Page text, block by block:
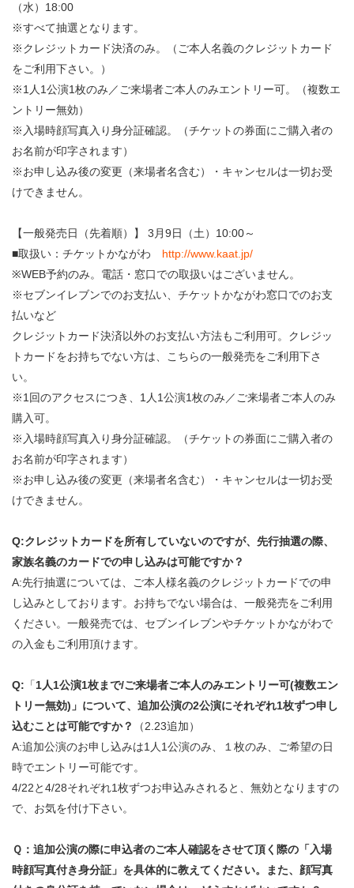
（水）18:00
※すべて抽選となります。
※クレジットカード決済のみ。（ご本人名義のクレジットカード
をご利用下さい。）
※1人1公演1枚のみ／ご来場者ご本人のみエントリー可。（複数エ
ントリー無効）
※入場時顔写真入り身分証確認。（チケットの券面にご購入者の
お名前が印字されます）
※お申し込み後の変更（来場者名含む）・キャンセルは一切お受
けできません。
【一般発売日（先着順）】 3月9日（土）10:00～
■取扱い：チケットかながわ http://www.kaat.jp/
※WEB予約のみ。電話・窓口での取扱いはございません。
※セブンイレブンでのお支払い、チケットかながわ窓口でのお支
払いなど
クレジットカード決済以外のお支払い方法もご利用可。クレジッ
トカードをお持ちでない方は、こちらの一般発売をご利用下さ
い。
※1回のアクセスにつき、1人1公演1枚のみ／ご来場者ご本人のみ
購入可。
※入場時顔写真入り身分証確認。（チケットの券面にご購入者の
お名前が印字されます）
※お申し込み後の変更（来場者名含む）・キャンセルは一切お受
けできません。
Q:クレジットカードを所有していないのですが、先行抽選の際、
家族名義のカードでの申し込みは可能ですか？
A:先行抽選については、ご本人様名義のクレジットカードでの申
し込みとしております。お持ちでない場合は、一般発売をご利用
ください。一般発売では、セブンイレブンやチケットかながわで
の入金もご利用頂けます。
Q: 「1人1公演1枚まで/ご来場者ご本人のみエントリー可(複数エン
トリー無効)」について、追加公演の2公演にそれぞれ1枚ずつ申し
込むことは可能ですか？
（2.23追加）
A:追加公演のお申し込みは1人1公演のみ、１枚のみ、ご希望の日
時でエントリー可能です。
4/22と4/28それぞれ1枚ずつお申込みされると、無効となりますの
で、お気を付け下さい。
Ｑ：追加公演の際に申込者のご本人確認をさせて頂く際の「入場
時顔写真付き身分証」を具体的に教えてください。また、顔写真